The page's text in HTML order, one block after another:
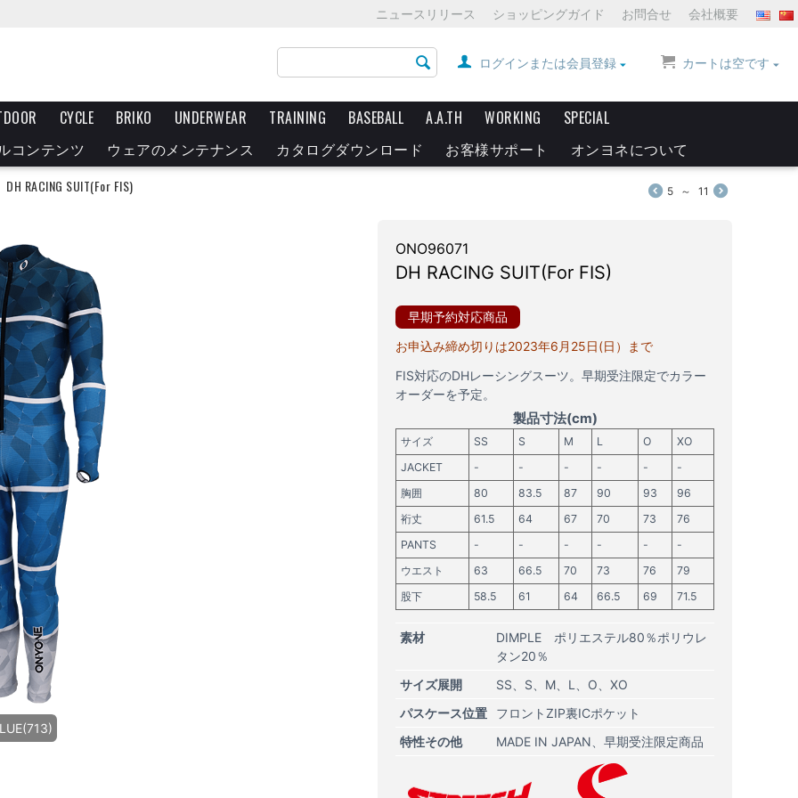
ニュースリリース ショッピングガイド お問合せ 会社概要
カートは空です
ログインまたは会員登録
CYCLE BRIKO UNDERWEAR TRAINING BASEBALL A.A.TH WORKING
SPECIAL
コンテンツ
ウェアのメンテナンス カタログダウンロード お客様サポート オンヨネについて
DH RACING SUIT(For FIS) 5 ～ 11
ONO96071
DH RACING SUIT(For FIS)
早期予約対応商品
お申込み締め切りは2023年6月25日(日）まで
FIS対応のDHレーシングスーツ。早期受注限定でカラー
オーダーを予定。
製品寸法(cm)
サイズ SS S M L O
XO
JACKET
- - - - -
-
胸囲
80 83.5 87 90 93
96
裄丈
61.5 64 67 70 73
76
PANTS
- - - - -
-
ウエスト
63 66.5 70 73 76
79
股下
58.5 61 64 66.5 69 71.5
素材
DIMPLE ポリエステル80％ポリウレ
タン20％
サイズ展開
SS S M L O
XO
パスケース位置
フロントZIP裏ICポケット
特性その他
MADE IN JAPAN 早期受注限定商品